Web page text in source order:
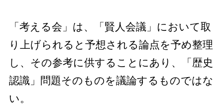
「考える会」は、「賢人会議」において取
り上げられると予想される論点を予め整理
し、その参考に供することにあり、「歴史
認識」問題そのものを議論するものではな
い。